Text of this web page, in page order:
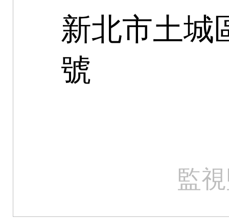
新北市土城
號
監